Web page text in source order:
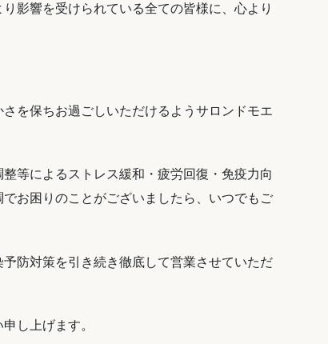
影響を受けられている全ての皆様に、心より
を保ちお過ごしいただけるようサロンドモエ
等によるストレス緩和・疲労回復・免疫力向
お困りのことがございましたら、いつでもご
防対策を引き続き徹底して営業させていただ
し上げます。